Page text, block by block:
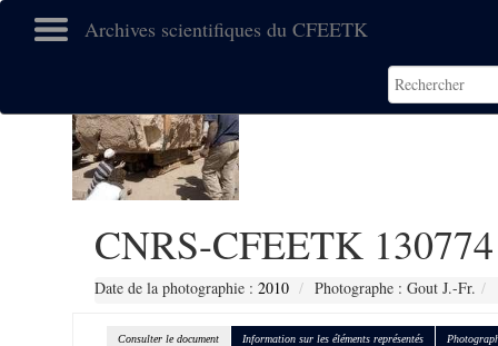
Archives scientifiques du CFEETK
CNRS-CFEETK 130774
Date de la photographie : 2010 Photographe : Gout J.-Fr.
Consulter le document Information sur les éléments représentés